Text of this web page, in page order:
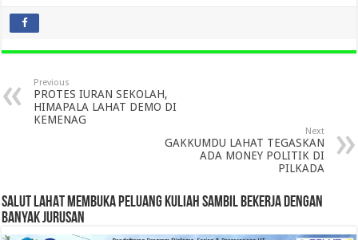
Previous
PROTES IURAN SEKOLAH,
HIMAPALA LAHAT DEMO DI
KEMENAG
Next
GAKKUMDU LAHAT TEGASKAN
ADA MONEY POLITIK DI
PILKADA
SALUT LAHAT MEMBUKA PELUANG KULIAH SAMBIL BEKERJA DENGAN
BANYAK JURUSAN